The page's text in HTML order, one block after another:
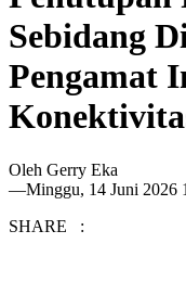
Sebidang
Pengamat
Oleh Gerry Eka
—Minggu, 14 Juni 2026
SHARE :